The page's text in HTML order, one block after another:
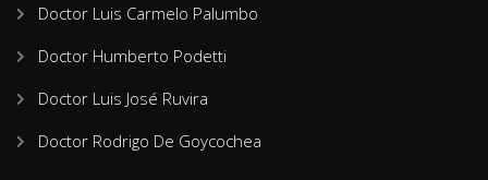
Doctor Luis Carmelo Palumbo
Doctor Humberto Podetti
Doctor Luis José Ruvira
Doctor Rodrigo De Goycochea